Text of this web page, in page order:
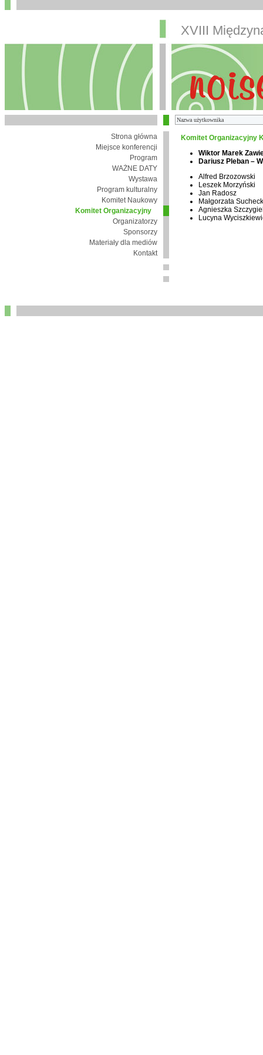
XVIII
Strona główna
Miejsce konferencji
Program
WAŻNE DATY
Wystawa
Program kulturalny
Komitet Naukowy
Komitet Organizacyjny
Organizatorzy
Sponsorzy
Materiały dla mediów
Kontakt
Komitet Organizacyjny
Wiktor Marek
Dariusz Pleban –
Alfred Brzozowski
Leszek Morzyński
Jan Radosz
Małgorzata
Agnieszka
Lucyna